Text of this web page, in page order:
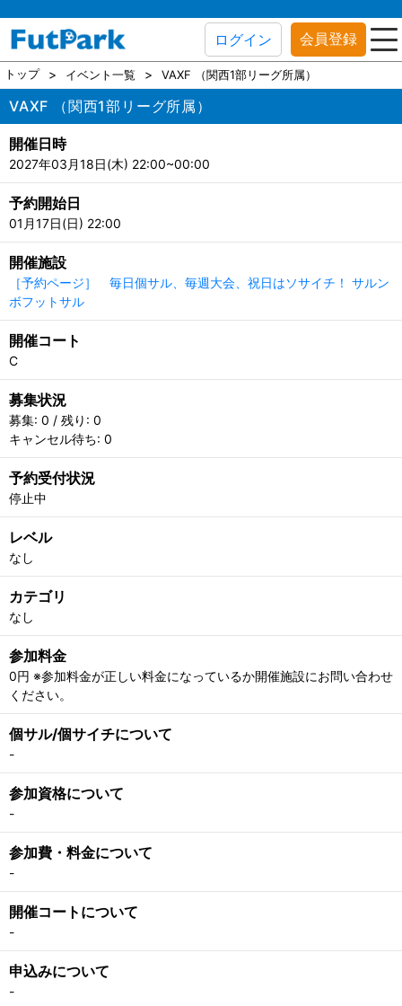
ログイン 会員登録
トップ イベント一覧 VAXF （関西1部リーグ所属）
VAXF （関西1部リーグ所属）
開催日時
2027年03月18日(木) 22:00~00:00
予約開始日
01月17日(日) 22:00
開催施設
［予約ページ］ 毎日個サル、毎週大会、祝日はソサイチ！ サルン
ボフットサル
開催コート
C
募集状況
募集: 0 / 残り: 0
キャンセル待ち: 0
予約受付状況
停止中
レベル
なし
カテゴリ
なし
参加料金
0円 ※参加料金が正しい料金になっているか開催施設にお問い合わせ
ください。
個サル/個サイチについて
-
参加資格について
-
参加費・料金について
-
開催コートについて
-
申込みについて
-